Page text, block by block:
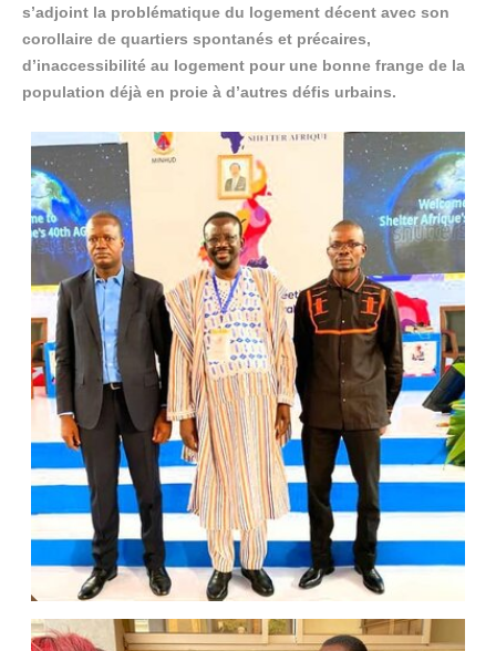
s’adjoint la problématique du logement décent avec son
corollaire de quartiers spontanés et précaires,
d’inaccessibilité au logement pour une bonne frange de la
population déjà en proie à d’autres défis urbains.